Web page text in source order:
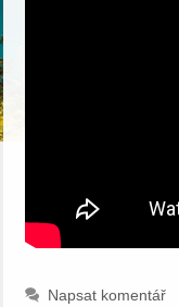
Napsat komentář